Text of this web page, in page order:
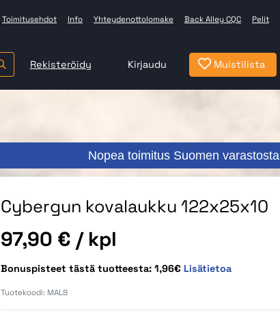
Toimitusehdot Info Yhteydenottolomake Back Alley CQC Pelit
Rekisteröidy Kirjaudu Muistilista
Nopea toimitus Suomen varastosta
Cybergun kovalaukku 122x25x10
Hinta
97,90 € / kpl
Bonuspisteet tästä tuotteesta: 1,96€ Lisätietoa
Tuotekoodi: MAL8